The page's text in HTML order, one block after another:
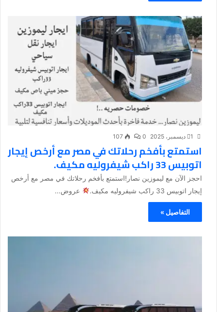
1 ديسمبر، 2025 0
107
استمتع بأفخم رحلاتك في مصر مع أرخص إيجار
اتوبيس 33 راكب شيفروليه مكيف.
احجز الآن مع ليموزين نصار!استمتع بأفخم رحلاتك في مصر مع أرخص
إيجار اتوبيس 33 راكب شيفروليه مكيف.
عروض...
التفاصيل »